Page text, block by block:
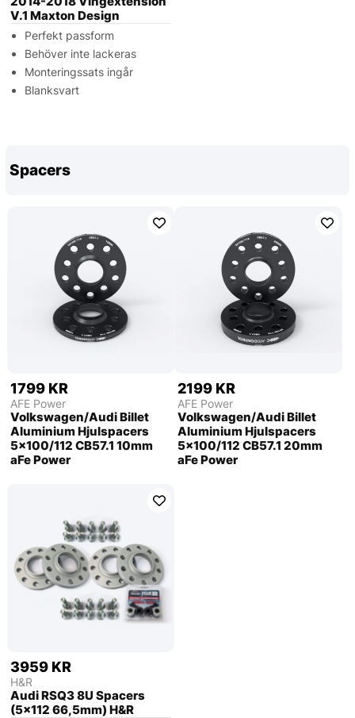
V.1 Maxton Design
Perfekt passform
Behöver inte lackeras
Monteringssats ingår
Blanksvart
Spacers
1799 KR
AFE Power
Volkswagen/Audi Billet
Aluminium Hjulspacers
5x100/112 CB57.1 10mm
aFe Power
2199 KR
AFE Power
Volkswagen/Audi Billet
Aluminium Hjulspacers
5x100/112 CB57.1 20mm
aFe Power
3959 KR
H&R
Audi RSQ3 8U Spacers
(5x112 66,5mm) H&R